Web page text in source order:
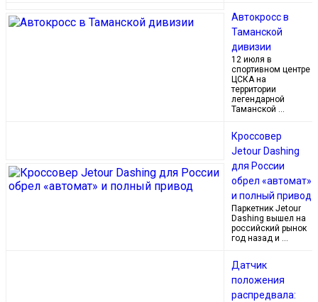
Автокросс в
Таманской
дивизии
12 июля в
спортивном центре
ЦСКА на
территории
легендарной
Таманской …
Кроссовер
Jetour Dashing
для России
обрел «автомат»
и полный привод
Паркетник Jetour
Dashing вышел на
российский рынок
год назад и …
Датчик
положения
распредвала: